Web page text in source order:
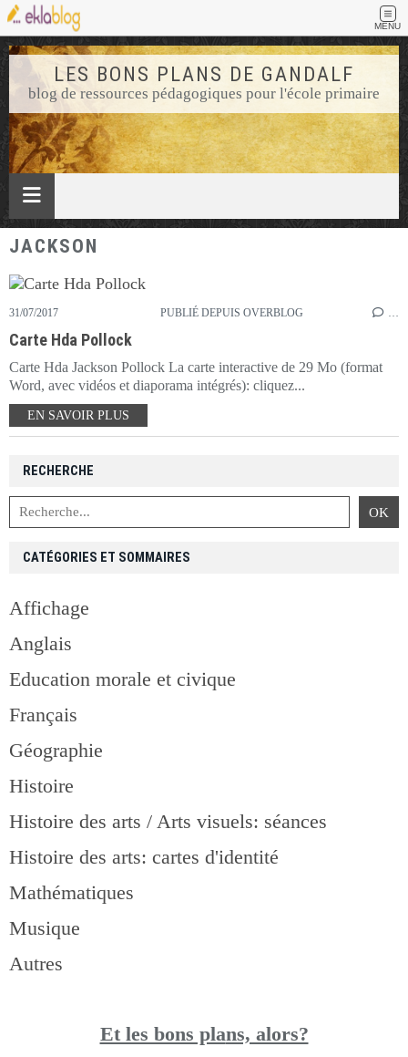
MENU
LES BONS PLANS DE GANDALF
blog de ressources pédagogiques pour l'école primaire
JACKSON
31/07/2017 PUBLIÉ DEPUIS OVERBLOG …
Carte Hda Pollock
Carte Hda Jackson Pollock La carte interactive de 29 Mo (format
Word, avec vidéos et diaporama intégrés): cliquez...
EN SAVOIR PLUS
RECHERCHE
CATÉGORIES ET SOMMAIRES
Affichage
Anglais
Education morale et civique
Français
Géographie
Histoire
Histoire des arts / Arts visuels: séances
Histoire des arts: cartes d'identité
Mathématiques
Musique
Autres
Et les bons plans, alors?